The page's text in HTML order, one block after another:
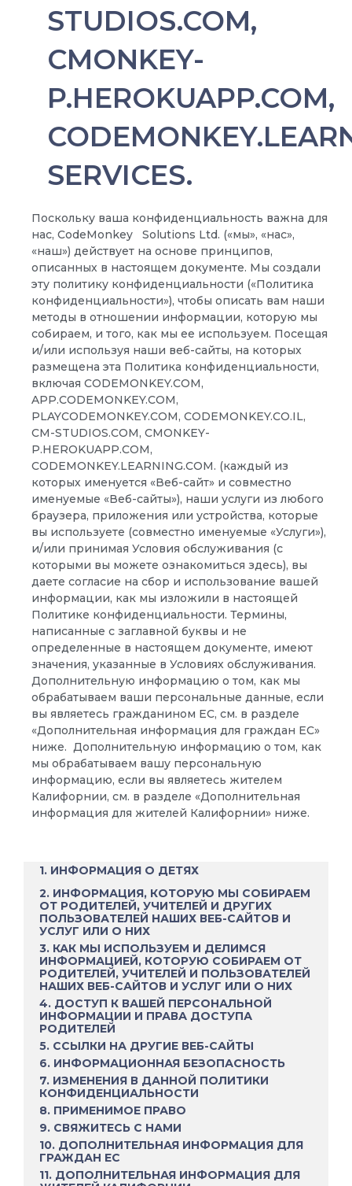
STUDIOS.COM,
CMONKEY-
P.HEROKUAPP.COM,
SERVICES.
Поскольку ваша конфиденциальность важна для
нас, CodeMonkey
Solutions Ltd. («мы», «нас»,
«наш») действует на основе принципов,
описанных в настоящем документе. Мы создали
эту политику конфиденциальности («Политика
конфиденциальности»), чтобы описать вам наши
методы в отношении информации, которую мы
собираем, и того, как мы ее используем. Посещая
и/или используя наши веб-сайты, на которых
размещена эта Политика конфиденциальности,
включая CODEMONKEY.COM,
APP.CODEMONKEY.COM,
PLAYCODEMONKEY.COM, CODEMONKEY.CO.IL,
CM-STUDIOS.COM, CMONKEY-
P.HEROKUAPP.COM,
CODEMONKEY.LEARNING.COM. (каждый из
которых именуется «Веб-сайт» и совместно
именуемые «Веб-сайты»), наши услуги из любого
браузера, приложения или устройства, которые
вы используете (совместно именуемые «Услуги»),
и/или принимая Условия обслуживания (с
которыми вы можете ознакомиться здесь), вы
даете согласие на сбор и использование вашей
информации, как мы изложили в настоящей
Политике конфиденциальности. Термины,
написанные с заглавной буквы и не
определенные в настоящем документе, имеют
значения, указанные в Условиях обслуживания.
Дополнительную информацию о том, как мы
обрабатываем ваши персональные данные, если
вы являетесь гражданином ЕС, см. в разделе
«Дополнительная информация для граждан ЕС»
ниже. Дополнительную информацию о том, как
мы обрабатываем вашу персональную
информацию, если вы являетесь жителем
Калифорнии, см. в разделе «Дополнительная
информация для жителей Калифорнии» ниже.
1. ИНФОРМАЦИЯ О ДЕТЯХ
2. ИНФОРМАЦИЯ, КОТОРУЮ МЫ СОБИРАЕМ
ОТ РОДИТЕЛЕЙ, УЧИТЕЛЕЙ И ДРУГИХ
ПОЛЬЗОВАТЕЛЕЙ НАШИХ ВЕБ-САЙТОВ И
УСЛУГ ИЛИ О НИХ
3. КАК МЫ ИСПОЛЬЗУЕМ И ДЕЛИМСЯ
ИНФОРМАЦИЕЙ, КОТОРУЮ СОБИРАЕМ ОТ
РОДИТЕЛЕЙ, УЧИТЕЛЕЙ И ПОЛЬЗОВАТЕЛЕЙ
НАШИХ ВЕБ-САЙТОВ И УСЛУГ ИЛИ О НИХ
4. ДОСТУП К ВАШЕЙ ПЕРСОНАЛЬНОЙ
ИНФОРМАЦИИ И ПРАВА ДОСТУПА
РОДИТЕЛЕЙ
5. ССЫЛКИ НА ДРУГИЕ ВЕБ-САЙТЫ
6. ИНФОРМАЦИОННАЯ БЕЗОПАСНОСТЬ
7. ИЗМЕНЕНИЯ В ДАННОЙ ПОЛИТИКИ
КОНФИДЕНЦИАЛЬНОСТИ
8. ПРИМЕНИМОЕ ПРАВО
9. СВЯЖИТЕСЬ С НАМИ
10. ДОПОЛНИТЕЛЬНАЯ ИНФОРМАЦИЯ ДЛЯ
ГРАЖДАН ЕС
11. ДОПОЛНИТЕЛЬНАЯ ИНФОРМАЦИЯ ДЛЯ